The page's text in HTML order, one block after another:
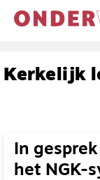
Kerkelijk
In
het NGK-